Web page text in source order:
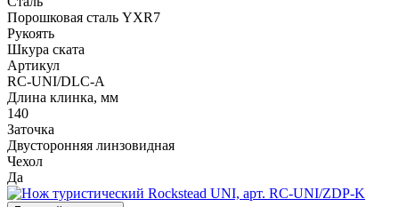
Порошковая сталь YXR7
Рукоять
Шкура ската
Артикул
RC-UNI/DLC-A
Длина клинка, мм
140
Заточка
Двусторонняя линзовидная
Чехол
Да